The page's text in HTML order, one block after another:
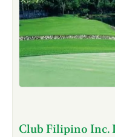
Club Filipino Inc.